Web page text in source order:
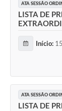
ATA SESSÃO
LISTA DE
Início:
ATA SESSÃO
LISTA DE